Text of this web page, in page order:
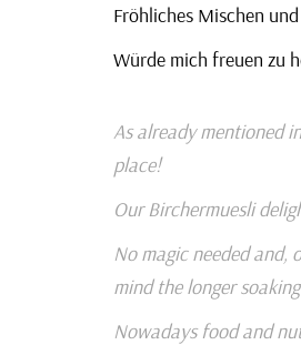
Fröhliches Mischen
Würde mich freuen zu
As already mentioned
place!
Our Birchermuesli
No magic needed and,
mind the longer
Nowadays food and